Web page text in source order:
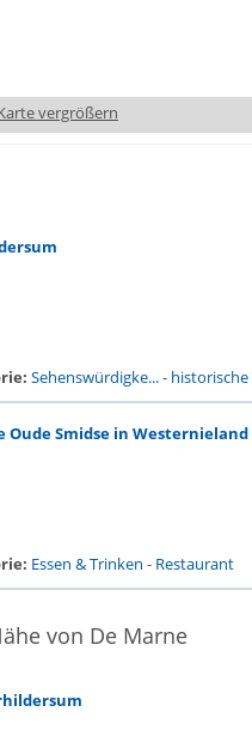
vergrößern
Sehenswürdigke...- historische
Oude Smidse in Westernieland
Essen & Trinken - Restaurant
von De Marne